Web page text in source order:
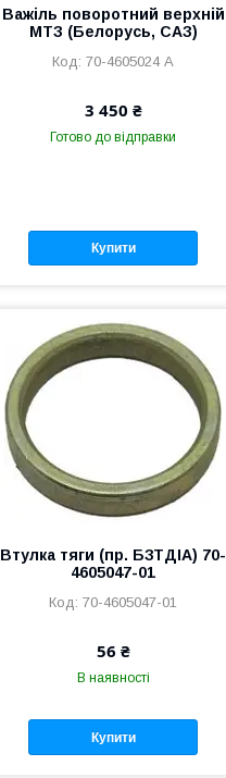
Важіль поворотний верхній
МТЗ (Белорусь, САЗ)
70-4605024 А
3 450 ₴
Готово до відправки
Купити
Втулка тяги (пр. БЗТДІА) 70-
4605047-01
70-4605047-01
56 ₴
В наявності
Купити